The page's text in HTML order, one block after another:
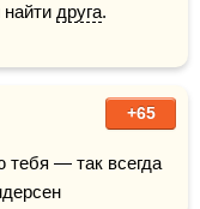
найти друга.
+65
тебя — так всегда